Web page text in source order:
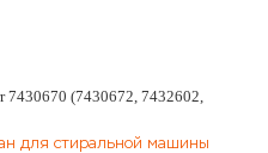
7430670 (7430672, 7432602,